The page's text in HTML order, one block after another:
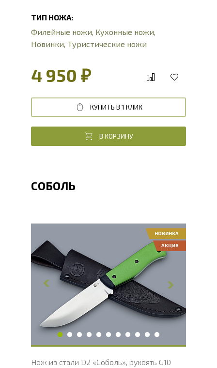
ТИП НОЖА:
Филейные ножи, Кухонные ножи,
Новинки, Туристические ножи
4 950 ₽
КУПИТЬ В 1 КЛИК
В КОРЗИНУ
СОБОЛЬ
Общая длина, мм
Длина клинка, мм
Ширина клинка, мм
Толщина обуха, мм
3.5
Длина рукояти, мм
Твердость клинка, HRC
60 - 63 HRC
Вес, г
205
НОВИНКА
АКЦИЯ
Нож из стали D2 «Соболь», рукоять G10